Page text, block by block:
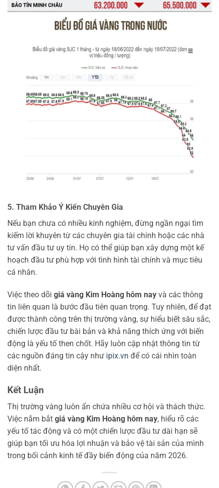
5. Tham Khảo Ý Kiến Chuyên Gia
Nếu bạn chưa có nhiều kinh nghiệm, đừng ngần ngại tìm
kiếm lời khuyên từ các chuyên gia tài chính hoặc các nhà
tư vấn đầu tư uy tín. Họ có thể giúp bạn xây dựng một kế
hoạch đầu tư phù hợp với tình hình tài chính và mục tiêu
cá nhân.
Việc theo dõi giá vàng Kim Hoàng hôm nay và các thông
tin liên quan là bước đầu tiên quan trọng. Tuy nhiên, để đạt
được thành công trên thị trường vàng, sự hiểu biết sâu sắc,
chiến lược đầu tư bài bản và khả năng thích ứng với biến
động là yếu tố then chốt. Hãy luôn cập nhật thông tin từ
các nguồn đáng tin cậy như ipix.vn để có cái nhìn toàn
diện nhất.
Kết Luận
Thị trường vàng luôn ẩn chứa nhiều cơ hội và thách thức.
Việc nắm bắt giá vàng Kim Hoàng hôm nay, hiểu rõ các
yếu tố tác động và có một chiến lược đầu tư dài hạn sẽ
giúp bạn tối ưu hóa lợi nhuận và bảo vệ tài sản của mình
trong bối cảnh kinh tế đầy biến động của năm 2026.